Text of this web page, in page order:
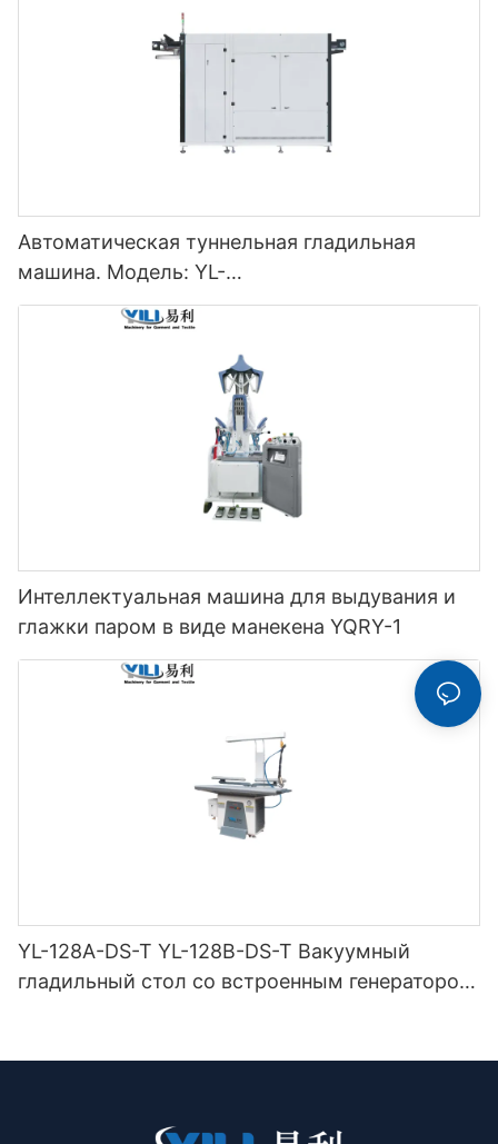
Автоматическая туннельная гладильная
машина. Модель: YL-
3000/5000/7000/9000/11000QSY
Интеллектуальная машина для выдувания и
глажки паром в виде манекена YQRY-1
YL-128A-DS-T YL-128B-DS-T Вакуумный
гладильный стол со встроенным генератором